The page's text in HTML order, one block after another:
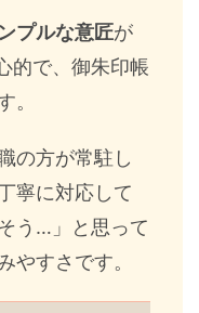
プルな意匠が
的で、御朱印帳
。
の方が常駐し
寧に対応して
う…」と思って
やすさです。